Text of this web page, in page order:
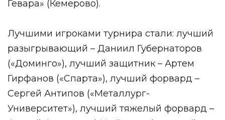
Гевара» (Кемерово).
Лучшими игроками турнира стали: лучший
разыгрывающий – Даниил Губернаторов
(«Доминго»), лучший защитник – Артем
Гирфанов («Спарта»), лучший форвард –
Сергей Антипов («Металлург-
Университет»), лучший тяжелый форвард –